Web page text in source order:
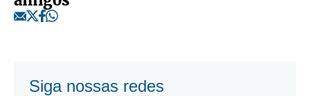
Siga nossas redes